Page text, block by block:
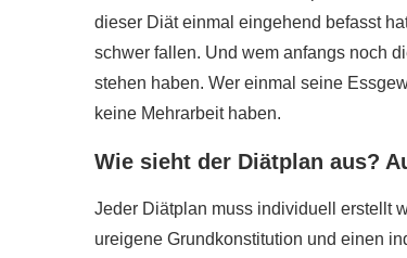
dieser Diät einmal eingehend befasst
schwer fallen. Und wem anfangs noch
stehen haben. Wer einmal seine
keine Mehrarbeit haben.
Wie sieht der Diätplan aus?
Jeder Diätplan muss individuell erstellt
ureigene Grundkonstitution und einen